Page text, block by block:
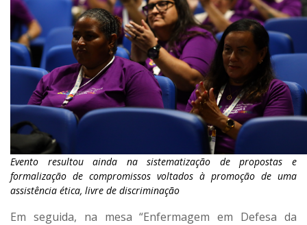
Evento resultou ainda na sistematização de propostas e
formalização de compromissos voltados à promoção de uma
assistência ética, livre de discriminação
Em seguida, na mesa “Enfermagem em Defesa da